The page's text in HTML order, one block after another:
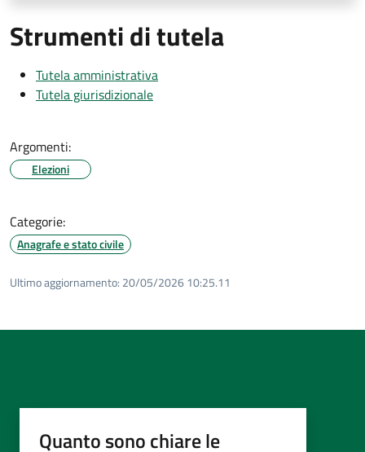
Strumenti di tutela
Tutela amministrativa
Tutela giurisdizionale
Argomenti:
Elezioni
Categorie:
Anagrafe e stato civile
Ultimo aggiornamento: 20/05/2026 10:25.11
Quanto sono chiare le